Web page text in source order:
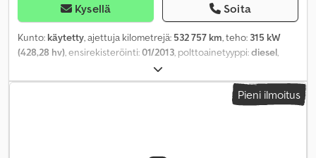
Kysellä Soita
Kunto: käytetty, ajettuja kilometrejä: 532 757 km, teho: 315 kW
(428,28 hv), ensirekisteröinti:01/2013, polttoainetyyppi:diesel,
, akselikokoonpano:
hopea, vaihteistotyyppi:automaattinen, päästöluokka:Euro 6,
ABS, elektroninen ajonvakautusjärjestelmä (ESP),
Pieni ilmoitus